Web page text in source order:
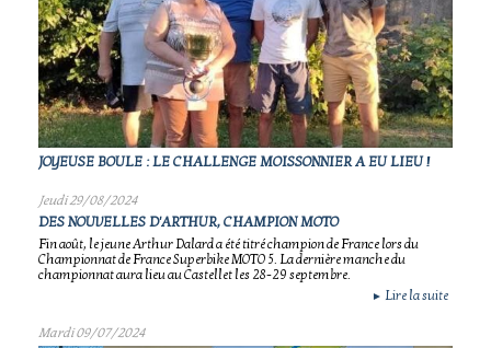
JOYEUSE BOULE : LE CHALLENGE MOISSONNIER A EU LIEU !
Jeudi 29/08/2024
DES NOUVELLES D'ARTHUR, CHAMPION MOTO
Fin août, le jeune Arthur Dalard a été titré champion de France lors du
Championnat de France Superbike MOTO 5. La dernière manche du
championnat aura lieu au Castellet les 28-29 septembre.
► Lire la suite
Mardi 09/07/2024